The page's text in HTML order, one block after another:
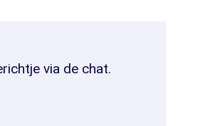
via de chat.